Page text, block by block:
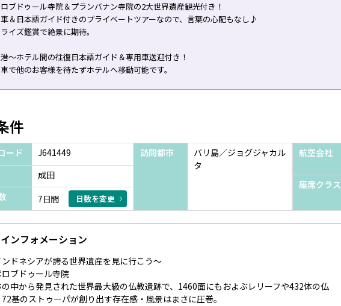
ブドゥール寺院＆プランバナン寺院の2大世界遺産観光付き！
＆日本語ガイド付きのプライベートツアーなので、言葉の心配もなし♪
イズ鑑賞で絶景に期待。
～ホテル間の往復日本語ガイド＆専用車送迎付き！
で他のお客様を待たずホテルへ移動可能です。
件
ード
J641449
成田
7日間 日数を変更
訪問都市
バリ島／ジョグジャカル
タ
航空会社
座席クラス
インフォメーション
ドネシアが誇る世界遺産を見に行こう～
ブドゥール寺院
中から発見された世界最大級の仏教遺跡で、1460面にもおよぶレリーフや432体の仏
基のストゥーパが創り出す存在感・風景はまさに圧巻。